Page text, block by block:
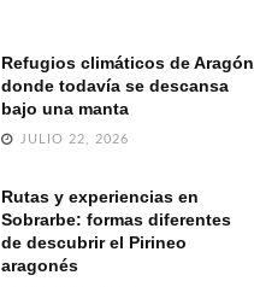
Refugios climáticos de Aragón
donde todavía se descansa
bajo una manta
JULIO 22, 2026
Rutas y experiencias en
Sobrarbe: formas diferentes
de descubrir el Pirineo
aragonés